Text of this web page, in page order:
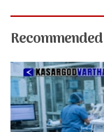
Recommended